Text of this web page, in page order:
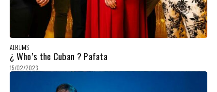
ALBUMS
¿ Who’s the Cuban ? Pafata
15/02/2023